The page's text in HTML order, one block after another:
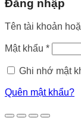
Đăng nhập
Tên tài khoản
Mật khẩu *Bắt
buộc
Ghi nhớ mật
Quên mật khẩu?